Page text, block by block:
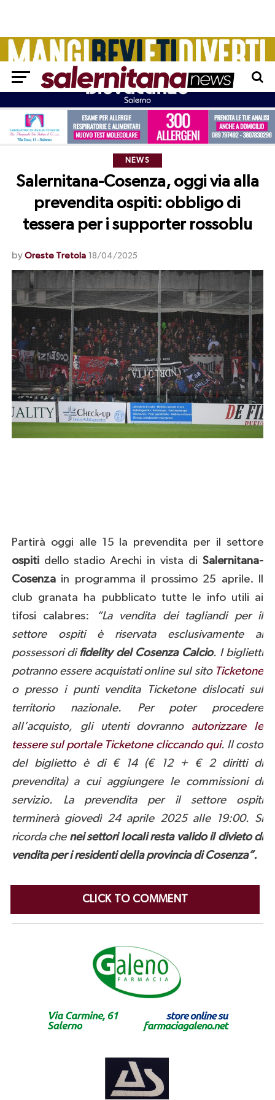
NEWS
Salernitana-Cosenza, oggi via alla
prevendita ospiti: obbligo di
tessera per i supporter rossoblu
by Oreste Tretola 18/04/2025
Partirà oggi alle 15 la prevendita per il settore
ospitidello stadio Arechi in vista diSalernitana-
Cosenzain programma il prossimo 25 aprile. Il
club granata ha pubblicato tutte le info utili ai
tifosi calabres:
“La vendita dei tagliandi per il
settore ospiti è riservata esclusivamente ai
possessori difidelity del Cosenza Calcio. I biglietti
potranno essere acquistati online sul sito Ticketone
o presso i punti vendita Ticketone dislocati sul
territorio nazionale.
Per poter procedere
all’acquisto, gli utenti dovranno autorizzare le
tessere sul portale Ticketone cliccando qui. Il costo
del biglietto è di € 14 (€ 12 + € 2 diritti di
prevendita) a cui aggiungere le commissioni di
servizio. La prevendita per il settore ospiti
terminerà giovedì 24 aprile 2025 alle 19:00. Si
ricorda che nei settori locali resta valido il divieto di
vendita per i residenti della provincia di Cosenza”.
CLICK TO COMMENT